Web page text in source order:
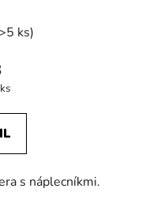
ks)
s náplecníkmi.